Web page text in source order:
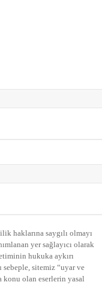
haklarına saygılı olmayı
yer sağlayıcı olarak
hukuka aykırı
sitemiz “uyar ve
konu olan eserlerin yasal